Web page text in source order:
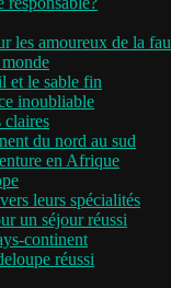
les amoureux de la
et le sable fin
inoubliable
claires
du nord au sud
en Afrique
leurs spécialités
un séjour réussi
continent
réussi